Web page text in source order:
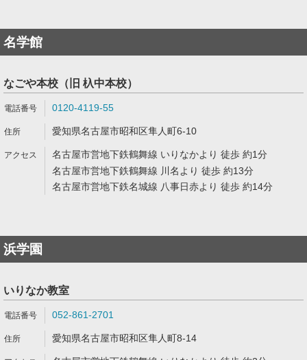
名学館
なごや本校（旧 杁中本校）
0120-4119-55
愛知県名古屋市昭和区隼人町6-10
名古屋市営地下鉄鶴舞線 いりなかより 徒歩 約1分
名古屋市営地下鉄鶴舞線 川名より 徒歩 約13分
名古屋市営地下鉄名城線 八事日赤より 徒歩 約14分
浜学園
いりなか教室
052-861-2701
愛知県名古屋市昭和区隼人町8-14